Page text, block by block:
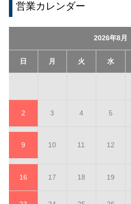
営業カレンダー
2026年8月
日 月 火 水
2 3 4 5
9 10 11 12
16 17 18 19